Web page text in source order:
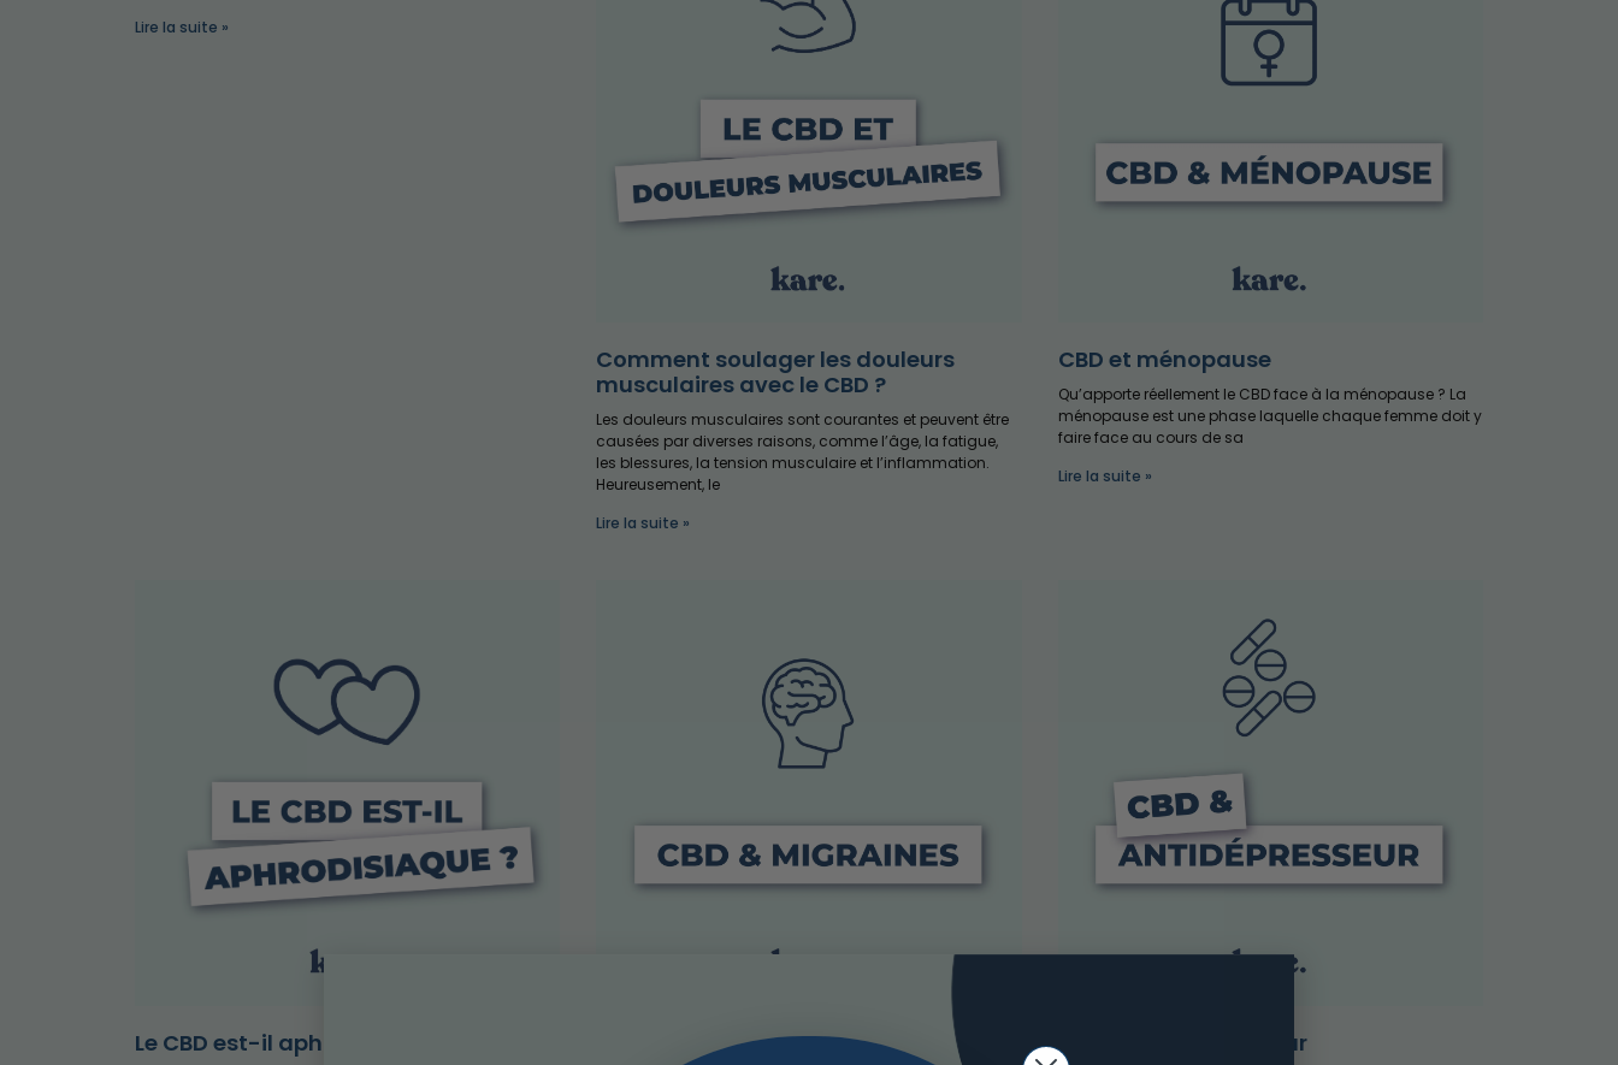
Lire la suite »
Comment soulager les douleurs
musculaires avec le CBD ?
Les douleurs musculaires sont courantes et peuvent être
causées par diverses raisons, comme l’âge, la fatigue,
les blessures, la tension musculaire et l’inflammation.
Heureusement, le
Lire la suite »
CBD et ménopause
Qu’apporte réellement le CBD face à la ménopause ? La
ménopause est une phase laquelle chaque femme doit y
faire face au cours de sa
Lire la suite »
Le CBD est-il aphrodisiaque ? Le CBD pour soulager les migraines CBD et antidépresseur